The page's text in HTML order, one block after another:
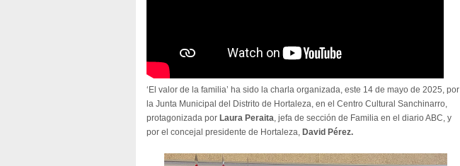
‘El valor de la familia’ ha sido la charla organizada, este 14 de mayo de 2025, por
la Junta Municipal del Distrito de Hortaleza, en el Centro Cultural Sanchinarro,
protagonizada por Laura Peraita, jefa de sección de Familia en el diario ABC, y
por el concejal presidente de Hortaleza, David Pérez.